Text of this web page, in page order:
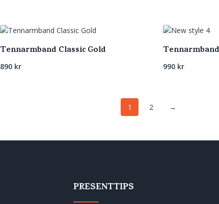
Tennarmband Classic Gold
890 kr 990 kr
1 2 →
PRESENTTIPS